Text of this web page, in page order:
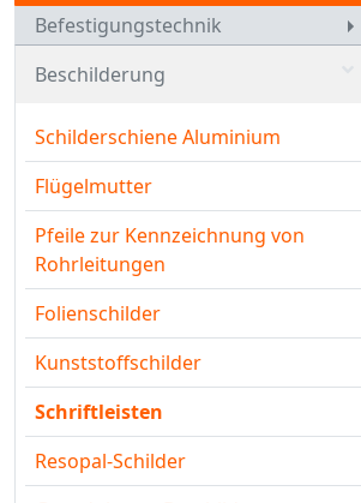
Befestigungstechnik
Beschilderung
Schilderschiene Aluminium
Flügelmutter
Pfeile zur Kennzeichnung von
Rohrleitungen
Folienschilder
Kunststoffschilder
Schriftleisten
Resopal-Schilder